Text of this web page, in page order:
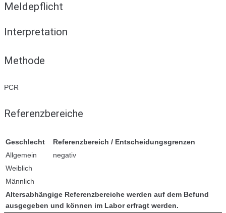
Meldepflicht
Interpretation
Methode
PCR
Referenzbereiche
Geschlecht Referenzbereich / Entscheidungsgrenzen
Altersabhängige Referenzbereiche werden auf dem Befund
ausgegeben und können im Labor erfragt werden.
Allgemein
negativ
Weiblich
Männlich